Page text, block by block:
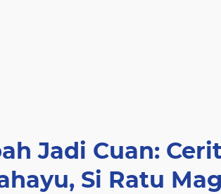
Jadi Cuan:
Si Ratu